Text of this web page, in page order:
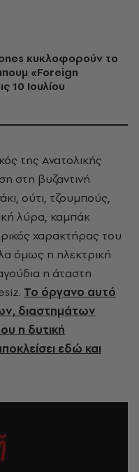
κυκλοφορούν το
«Foreign
10 Ιουλίου
της Ανατολικής
στη βυζαντινή
ούτι, τζουμπούς,
λύρα, καμπάκ
χαρακτήρας του
όμως η ηλεκτρική
η άταστη
Το όργανο αυτό
διαστημάτων
η δυτική
εδώ και